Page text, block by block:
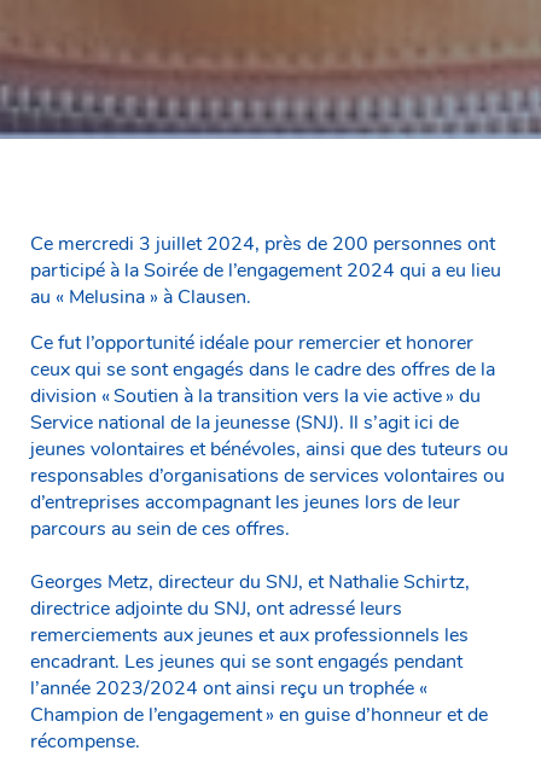
Ce mercredi 3 juillet 2024, près de 200 personnes ont
participé à la Soirée de l’engagement 2024 qui a eu lieu
au « Melusina » à Clausen.
Ce fut l’opportunité idéale pour remercier et honorer
ceux qui se sont engagés dans le cadre des offres de la
division « Soutien à la transition vers la vie active » du
Service national de la jeunesse (SNJ). Il s’agit ici de
jeunes volontaires et bénévoles, ainsi que des tuteurs ou
responsables d’organisations de services volontaires ou
d’entreprises accompagnant les jeunes lors de leur
parcours au sein de ces offres.
Georges Metz, directeur du SNJ, et Nathalie Schirtz,
directrice adjointe du SNJ, ont adressé leurs
remerciements aux jeunes et aux professionnels les
encadrant. Les jeunes qui se sont engagés pendant
l’année 2023/2024 ont ainsi reçu un trophée «
Champion de l’engagement » en guise d’honneur et de
récompense.